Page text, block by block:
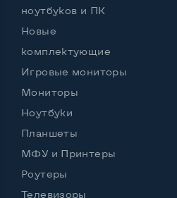
Выход HDMI
Разъем для карт SD/SDHC
Разъем для наушников 3.5 мм
Выход Gigabit Ethernet LAN
Выход USB 2_02-4 шт
ноутбуков и ПК
Новые
комплектующие
Игровые мониторы
Мониторы
Ноутбуки
Планшеты
МФУ и Принтеры
Роутеры
Телевизоры